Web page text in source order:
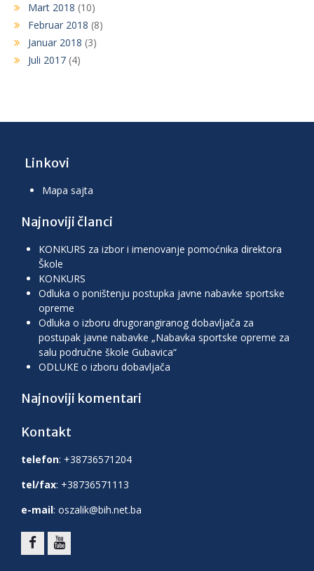
Mart 2018 (10)
Februar 2018 (8)
Januar 2018 (3)
Juli 2017 (4)
Linkovi
Mapa sajta
Najnoviji članci
KONKURS za izbor i imenovanje pomoćnika direktora
Škole
KONKURS
Odluka o poništenju postupka javne nabavke sportske
opreme
Odluka o izboru drugorangiranog dobavljača za
postupak javne nabavke „Nabavka sportske opreme za
salu područne škole Gubavica“
ODLUKE o izboru dobavljača
Najnoviji komentari
Kontakt
telefon: +38736571204
tel/fax: +38736571113
e-mail: oszalik@bih.net.ba